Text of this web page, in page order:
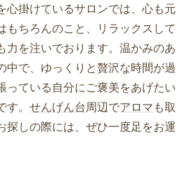
心掛けているサロンでは、心も元
もちろんのこと、リラックスして
力を注いでおります。温かみのあ
中で、ゆっくりと贅沢な時間が過
っている自分にご褒美をあげたい
。 せんげん台周辺でアロマも取
探しの際には、ぜひ一度足をお運